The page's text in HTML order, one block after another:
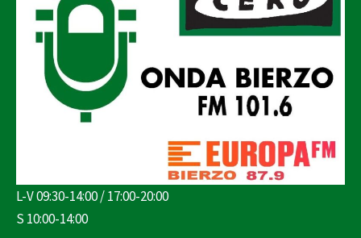
L-V 09:30-14:00 / 17:00-20:00
S 10:00-14:00